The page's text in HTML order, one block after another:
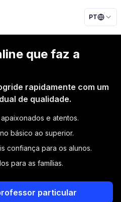
PT
que faz a
rapidamente com um
de qualidade.
e atentos.
básico ao superior.
confiança para os alunos.
para as famílias.
particular